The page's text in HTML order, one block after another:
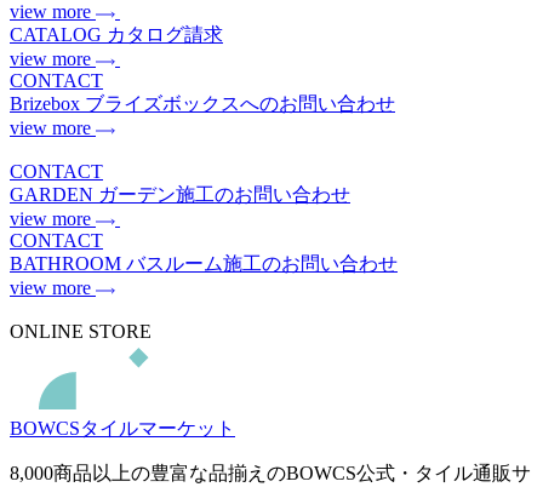
view more
CATALOG カタログ請求
view more
CONTACT
Brizebox ブライズボックスへのお問い合わせ
view more
CONTACT
GARDEN ガーデン施工のお問い合わせ
view more
CONTACT
BATHROOM バスルーム施工のお問い合わせ
view more
ONLINE STORE
BOWCSタイルマーケット
8,000商品以上の豊富な品揃えのBOWCS公式・タイル通販サ